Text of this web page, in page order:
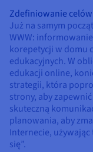
Zdefiniowanie celów
Już na samym
WWW:
korepetycji w domu
edukacyjnych. W
edukacji online,
strategii, która
strony, aby
skuteczną
planowania, aby
Internecie,
się”.